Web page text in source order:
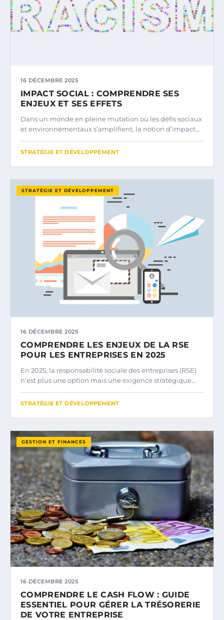
16 DÉCEMBRE 2025
IMPACT SOCIAL : COMPRENDRE SES
ENJEUX ET SES EFFETS
Dans un monde en pleine mutation où les défis sociaux
et environnementaux s’amplifient, la notion d’impact…
STRATÉGIE ET DÉVELOPPEMENT
STRATÉGIE ET DÉVELOPPEMENT
16 DÉCEMBRE 2025
COMPRENDRE LES ENJEUX DE LA RSE
POUR LES ENTREPRISES EN 2025
En 2025, la responsabilité sociale des entreprises (RSE)
n’est plus une option mais une exigence stratégique…
STRATÉGIE ET DÉVELOPPEMENT
GESTION ET FINANCES
16 DÉCEMBRE 2025
COMPRENDRE LE CASH FLOW : GUIDE
ESSENTIEL POUR GÉRER LA TRÉSORERIE
DE VOTRE ENTREPRISE